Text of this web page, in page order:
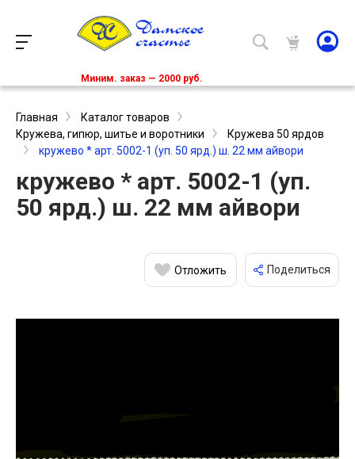
Миним. заказ — 2000 руб.
Главная
Каталог товаров
Кружева, гипюр, шитье и воротники
Кружева 50 ярдов
кружево * арт. 5002-1 (уп. 50 ярд.) ш. 22 мм айвори
кружево * арт. 5002-1 (уп.
50 ярд.) ш. 22 мм айвори
Отложить Поделиться